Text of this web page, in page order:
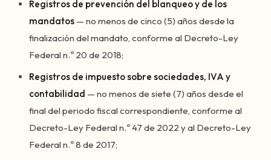
Registros de prevención del blanqueo y de los
mandatos — no menos de cinco (5) años desde la
finalización del mandato, conforme al Decreto-Ley
Federal n.º 20 de 2018;
Registros de impuesto sobre sociedades, IVA y
contabilidad — no menos de siete (7) años desde el
final del periodo fiscal correspondiente, conforme al
Decreto-Ley Federal n.º 47 de 2022 y al Decreto-Ley
Federal n.º 8 de 2017;